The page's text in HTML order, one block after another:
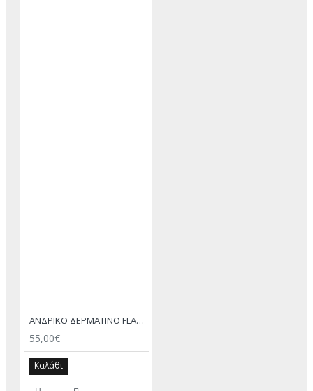
ΑΝΔΡΙΚΟ ΔΕΡΜΑΤΙΝΟ FLAT ΣΑΝΔΑΛΙ ΜΑΥΡΟ ΔΟΥΚΑΣ
55,00€
Καλάθι